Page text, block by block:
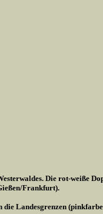
Die rot-weiße
Frankfurt).
die Landesgrenzen